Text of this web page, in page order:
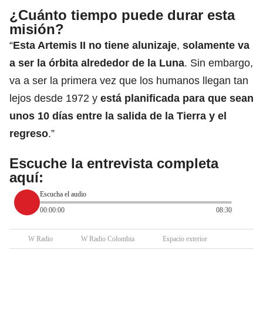
¿Cuánto tiempo puede durar esta
misión?
“Esta Artemis II no tiene alunizaje, solamente va
a ser la órbita alrededor de la Luna. Sin embargo,
va a ser la primera vez que los humanos llegan tan
lejos desde 1972 y está planificada para que sean
unos 10 días entre la salida de la Tierra y el
regreso.”
Escuche la entrevista completa
aquí:
Escucha el audio
00:00:00
08:30
W Radio W Radio Colombia Espacio exterior